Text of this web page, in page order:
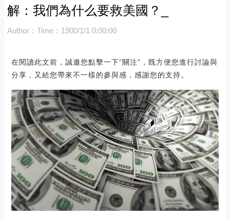
解：我們為什么要救美國？_
Author： Time：1900/1/1 0:00:00
在閱讀此文前，誠邀您點擊一下“關注”，既方便您進行討論與
分享，又給您帶來不一樣的參與感，感謝您的支持。